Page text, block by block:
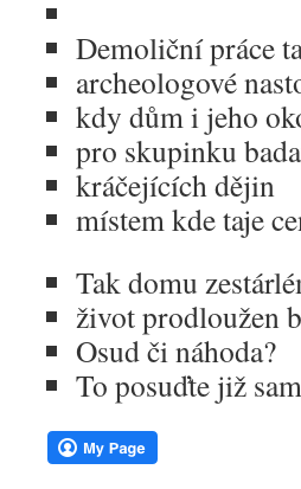
Demoliční práce
archeologové
kdy dům i jeho
pro skupinku
kráčejících dějin
místem kde taje
Tak domu
život prodloužen
Osud či náhoda?
To posuďte již